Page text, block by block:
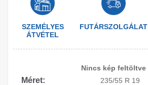
SZEMÉLYES
ÁTVÉTEL
FUTÁRSZOLGÁLAT
Nincs kép feltöltve
Méret: 235/55 R 19